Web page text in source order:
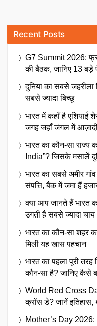
Recent Posts
G7 Summit 2026:
की बैठक, जानिए 13
दुनिया का सबसे जहरीला
सबसे ज्यादा बिच्छू
भारत में कहाँ है एशियाई
जगह जहाँ जंगल में
भारत का कौन-सा राज्य
India”? जिसके मसालें
भारत का सबसे अमीर
संपत्ति, बैंक में जमा हैं
क्या आप जानते हैं भारत
उगती है सबसे ज्यादा चाय
भारत का कौन-सा शहर
मिली यह खास पहचान
भारत का पहला पूरी तरह
कौन-सा है? जानिए कैसे
World Red Cross
क्रॉस डे? जानें इतिहास,
Mother’s Day 2026: